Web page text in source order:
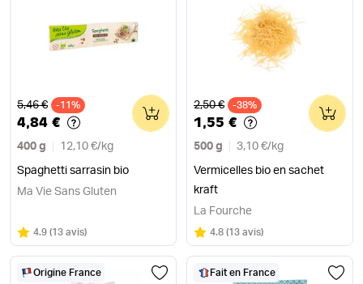
Ancien prix
5,46 € -11%
4,84 €
400 g 12,10 €/ kg
Spaghetti sarrasin bio
0
Ma Vie Sans Gluten
Note
4.9 sur 5
(13 avis)
Ancien prix
2,50 € -38%
1,55 €
500 g 3,10 €/ kg
Vermicelles bio en sachet
kraft
0
La Fourche
Note
4.8 sur 5
(13 avis)
Origine France Fait en France